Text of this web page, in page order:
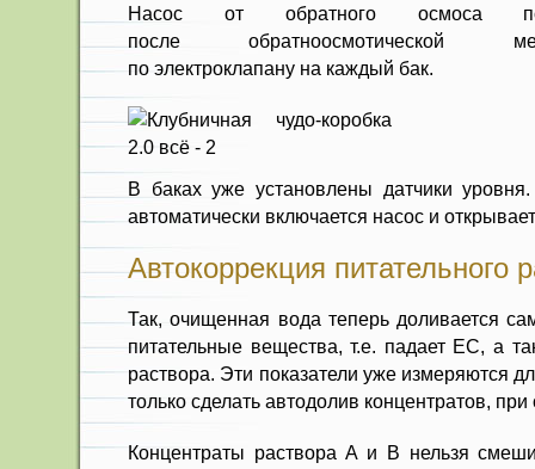
Насос от обратного осмоса
после обратноосмотической
по электроклапану на каждый бак.
В баках уже установлены датчики
автоматически включается насос и
Автокоррекция питательного
Так, очищенная вода теперь доливается
питательные вещества, т.е. падает EC, а
раствора. Эти показатели уже измеряются
только сделать автодолив концентратов,
Концентраты раствора A и B нельзя